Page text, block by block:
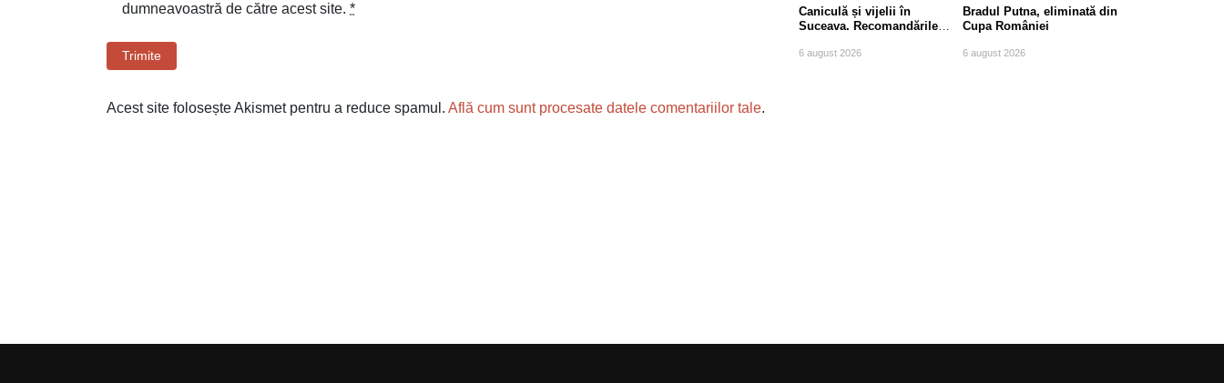
dumneavoastră de către acest site. *
Trimite
Acest site folosește Akismet pentru a reduce spamul. Află cum sunt procesate datele comentariilor tale.
Caniculă și vijelii în
Suceava. Recomandările
6 august 2026
Bradul Putna, eliminată din
Cupa României
6 august 2026